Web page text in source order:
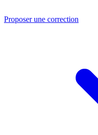
Proposer une correction